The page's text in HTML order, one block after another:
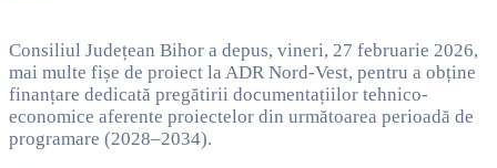
Consiliul Județean Bihor a depus, vineri, 27 februarie 2026,
mai multe fișe de proiect la ADR Nord-Vest, pentru a obține
finanțare dedicată pregătirii documentațiilor tehnico-
economice aferente proiectelor din următoarea perioadă de
programare (2028–2034).